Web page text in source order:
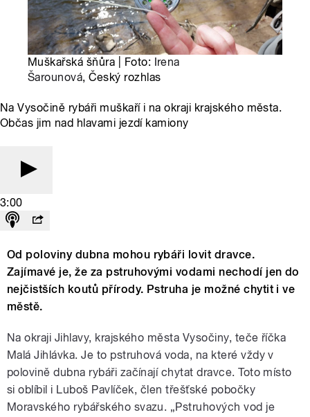
Muškařská šňůra | Foto: Irena
Šarounová, Český rozhlas
Na Vysočině rybáři muškaří i na okraji krajského města.
Občas jim nad hlavami jezdí kamiony
3:00
Od poloviny dubna mohou rybáři lovit dravce.
Zajímavé je, že za pstruhovými vodami nechodí jen do
nejčistších koutů přírody. Pstruha je možné chytit i ve
městě.
Na okraji Jihlavy, krajského města Vysočiny, teče říčka
Malá Jihlávka. Je to pstruhová voda, na které vždy v
polovině dubna rybáři začínají chytat dravce. Toto místo
si oblíbil i Luboš Pavlíček, člen třešťské pobočky
Moravského rybářského svazu. „Pstruhových vod je